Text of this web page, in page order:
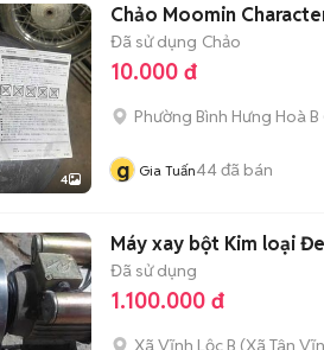
4
Chảo Moomin
Đã sử dụng Chảo
10.000 đ
Phường Bình Hưng Hoà B
g Gia Tuấn44đã bán
Máy xay bột Kim loại
Đã sử dụng
1.100.000 đ
Xã Vĩnh Lộc B (Xã Tân